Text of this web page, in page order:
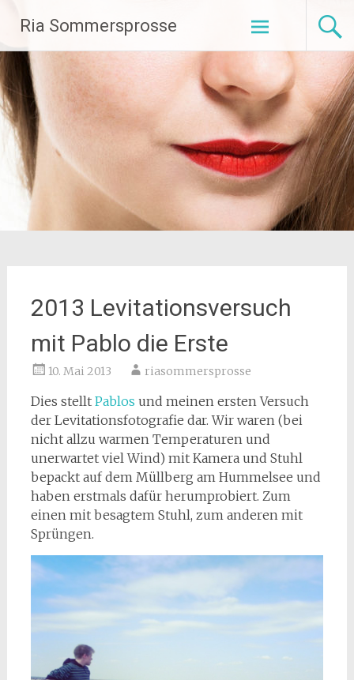
Inhalt
springen
Ria Sommersprosse
2013 Levitationsversuch
mit Pablo die Erste
10. Mai 2013 riasommersprosse
Dies stellt Pablos und meinen ersten Versuch
der Levitationsfotografie dar. Wir waren (bei
nicht allzu warmen Temperaturen und
unerwartet viel Wind) mit Kamera und Stuhl
bepackt auf dem Müllberg am Hummelsee und
haben erstmals dafür herumprobiert. Zum
einen mit besagtem Stuhl, zum anderen mit
Sprüngen.